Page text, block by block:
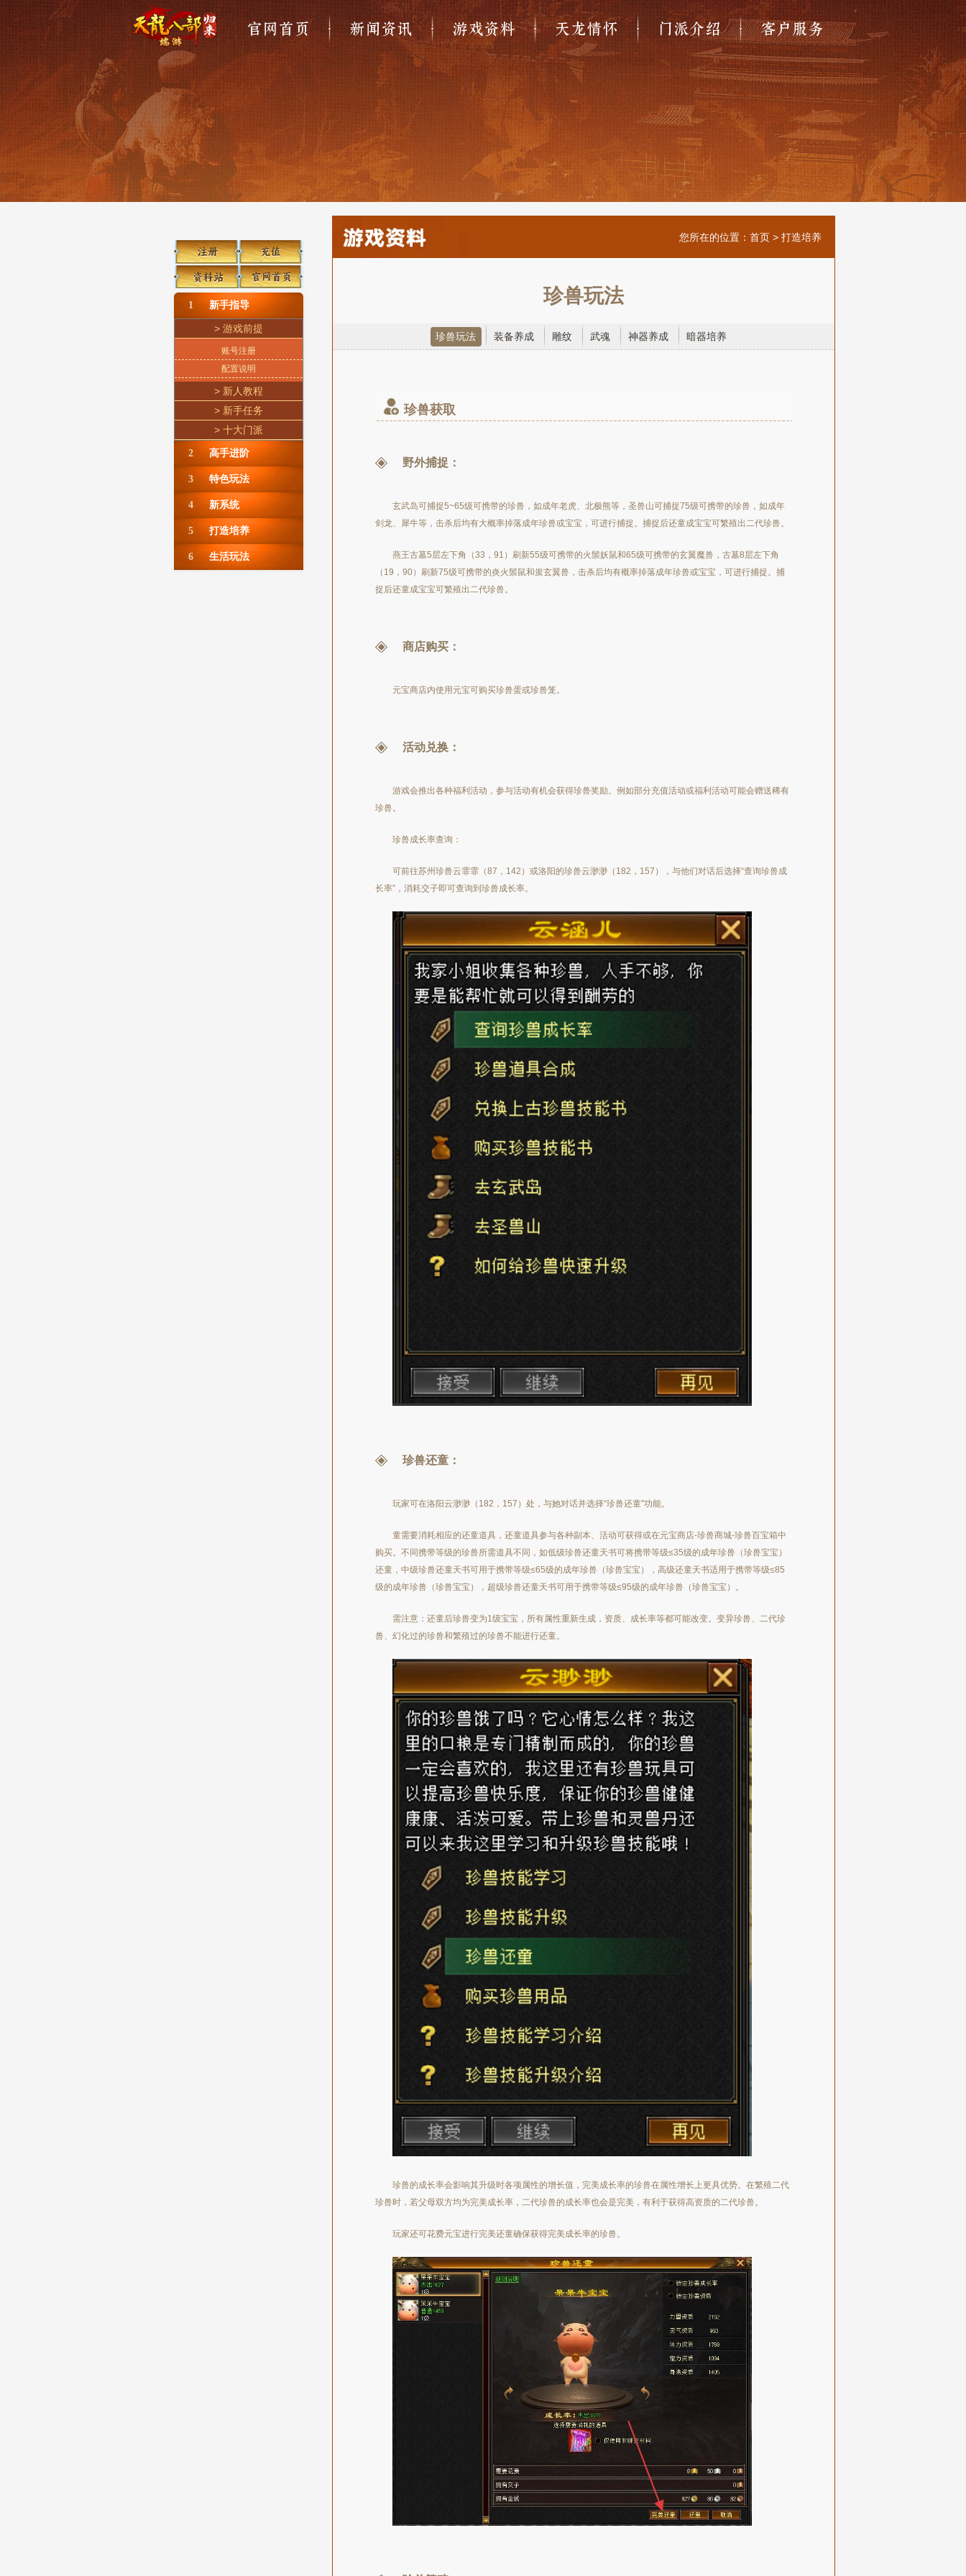
官网首页 新闻资讯 游戏资料 天龙情怀 门派介绍 客户服务
您所在的位置： 首页 > 打造培养
珍兽玩法
珍兽玩法 装备养成 雕纹 武魂 神器养成 暗器培养
珍兽获取
野外捕捉：
玄武岛可捕捉5~65级可携带的珍兽，如成年老虎、北极熊等，圣兽山可捕捉75级可携带的珍兽，如成年
剑龙、犀牛等，击杀后均有大概率掉落成年珍兽或宝宝，可进行捕捉。捕捉后还童成宝宝可繁殖出二代珍兽。
燕王古墓5层左下角（33，91）刷新55级可携带的火鬃妖鼠和65级可携带的玄翼魔兽，古墓8层左下角
（19，90）刷新75级可携带的炎火鬃鼠和蚩玄翼兽，击杀后均有概率掉落成年珍兽或宝宝，可进行捕捉。捕
捉后还童成宝宝可繁殖出二代珍兽。
商店购买：
元宝商店内使用元宝可购买珍兽蛋或珍兽笼。
活动兑换：
游戏会推出各种福利活动，参与活动有机会获得珍兽奖励。例如部分充值活动或福利活动可能会赠送稀有
珍兽。
珍兽成长率查询：
可前往苏州珍兽云霏霏（87，142）或洛阳的珍兽云渺渺（182，157），与他们对话后选择“查询珍兽成
长率”，消耗交子即可查询到珍兽成长率。
珍兽还童：
玩家可在洛阳云渺渺（182，157）处，与她对话并选择“珍兽还童”功能。
童需要消耗相应的还童道具，还童道具参与各种副本、活动可获得或在元宝商店-珍兽商城-珍兽百宝箱中
购买。不同携带等级的珍兽所需道具不同，如低级珍兽还童天书可将携带等级≤35级的成年珍兽（珍兽宝宝）
还童，中级珍兽还童天书可用于携带等级≤65级的成年珍兽（珍兽宝宝），高级还童天书适用于携带等级≤85
级的成年珍兽（珍兽宝宝），超级珍兽还童天书可用于携带等级≤95级的成年珍兽（珍兽宝宝）。
需注意：还童后珍兽变为1级宝宝，所有属性重新生成，资质、成长率等都可能改变。变异珍兽、二代珍
兽、幻化过的珍兽和繁殖过的珍兽不能进行还童。
珍兽的成长率会影响其升级时各项属性的增长值，完美成长率的珍兽在属性增长上更具优势。在繁殖二代
珍兽时，若父母双方均为完美成长率，二代珍兽的成长率也会是完美，有利于获得高资质的二代珍兽。
玩家还可花费元宝进行完美还童确保获得完美成长率的珍兽。
1 新手指导
> 游戏前提
账号注册
配置说明
> 新人教程
> 新手任务
> 十大门派
2 高手进阶
3 特色玩法
4 新系统
5 打造培养
6 生活玩法